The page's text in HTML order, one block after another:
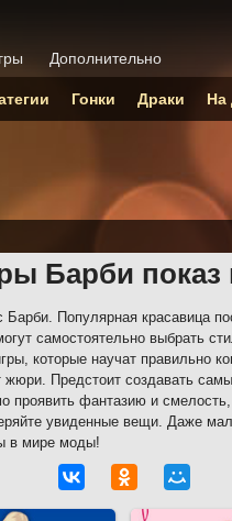
Барби показ
Популярная красавица
самостоятельно выбрать
которые научат правильно
жюри. Предстоит создавать
фантазию и смелость,
увиденные вещи. Даже
в мире моды!
Дополнительно
Гонки Драки На